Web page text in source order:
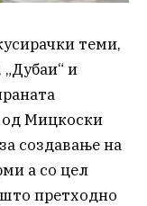
теми,
и
од Мицкоски
создавање на
а со цел
претходно